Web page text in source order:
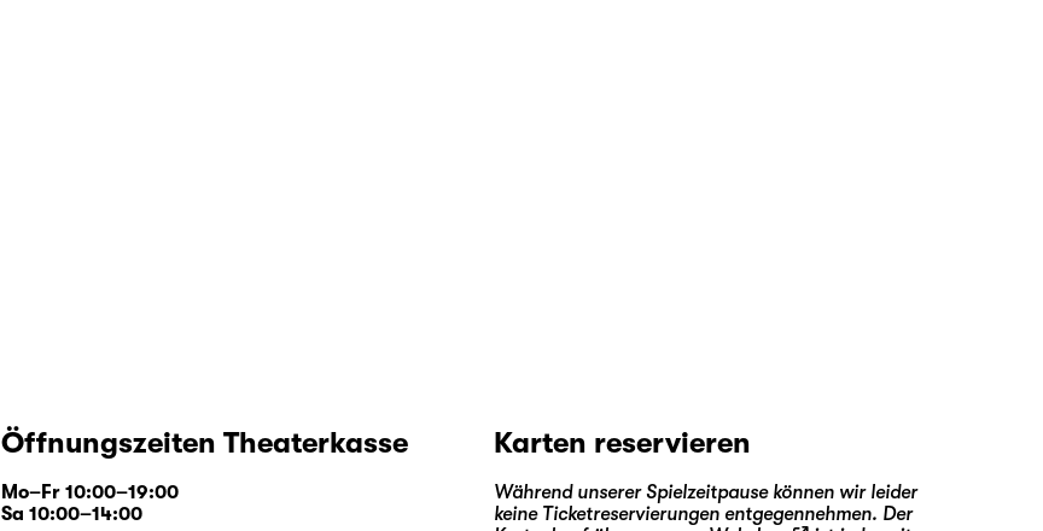
Öffnungszeiten Theaterkasse
Mo–Fr 10:00–19:00
Sa 10:00–14:00
Karten reservieren
Während unserer Spielzeitpause können wir leider
keine Ticketreservierungen entgegennehmen. Der